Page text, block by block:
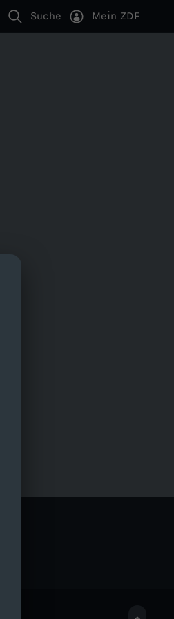
Suche Mein ZDF